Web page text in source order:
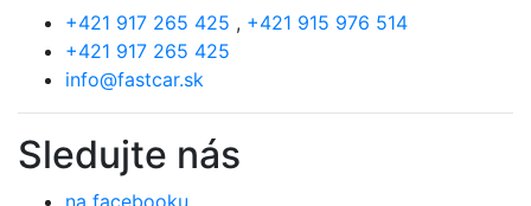
+421 917 265 425 , +421 915 976 514
+421 917 265 425
info@fastcar.sk
Sledujte nás
na facebooku